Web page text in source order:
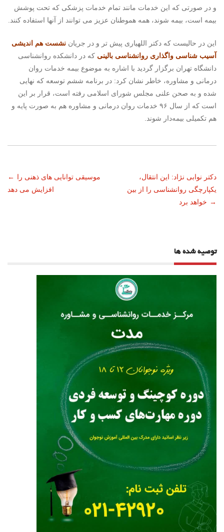
و در صورتی که این خدمات مانند تمام خدمات پزشکی که تحت پوشش
بیمه است، بیمه شوند، همه هموطنان عزیز می توانند از آنها استفاده کنند.
این در حالیست که دکتر اللهیاری پیش تر و در جریان نشست هم اندیشی
آسیب شناسی واگذاری روانشناسی بالینی که در دانشکده روانشناسی
دانشگاه تهران برگزار گردید با اشاره به موضوع بیمه خدمات روان
درمانی و مشاوره، خاطر نشان کرد: در برنامه ششم توسعه که نهایی
شده و به صحن علنی مجلس شورای اسلامی رفته است، قرار بر این
است که از سال ۹۶ خدمات روان درمانی و مشاوره هم به صورت پایه و
هم تکمیلی بیمه‌دار شوند.
ناوبری
نوشته
← موسیقی توانایی های ذهنی را
افزایش می دهد
دکتر نوابی نژاد: این انتقال،
یکپارچگی روانشناسی را از بین
خواهد برد →
توصیه شده ها